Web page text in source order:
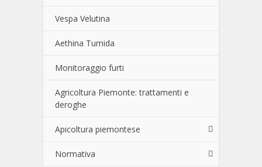
Vespa Velutina
Aethina Tumida
Monitoraggio furti
Agricoltura Piemonte: trattamenti e
deroghe
Apicoltura piemontese
Normativa